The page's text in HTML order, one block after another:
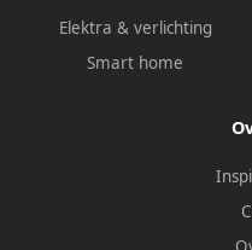
Elektra & verlichting
Smart home